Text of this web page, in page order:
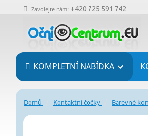
Zavolejte nám: +420 725 591 742

KOMPLETNÍ NABÍDKA
Domů Kontaktní čočky Barevné